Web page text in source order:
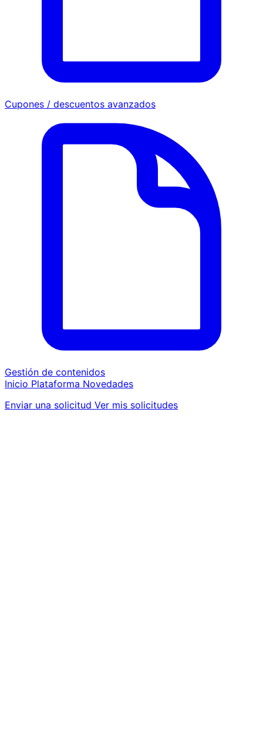
Cupones / descuentos avanzados
Gestión de contenidos
Inicio Plataforma Novedades
Enviar una solicitud Ver mis solicitudes